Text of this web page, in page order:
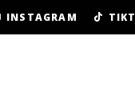
INSTAGRAM